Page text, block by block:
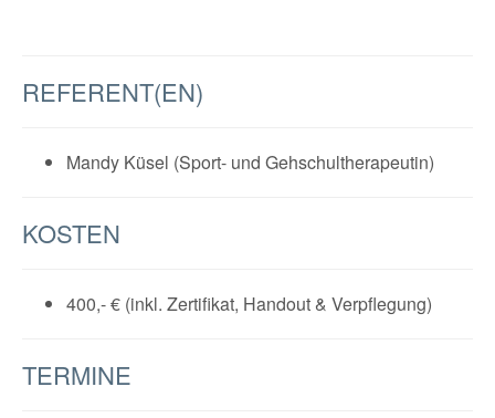
REFERENT(EN)
Mandy Küsel (Sport- und Gehschultherapeutin)
KOSTEN
400,- € (inkl. Zertifikat, Handout & Verpflegung)
TERMINE